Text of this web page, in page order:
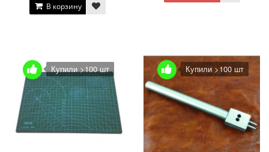
В корзину
Купили >100 шт Купили >100 шт